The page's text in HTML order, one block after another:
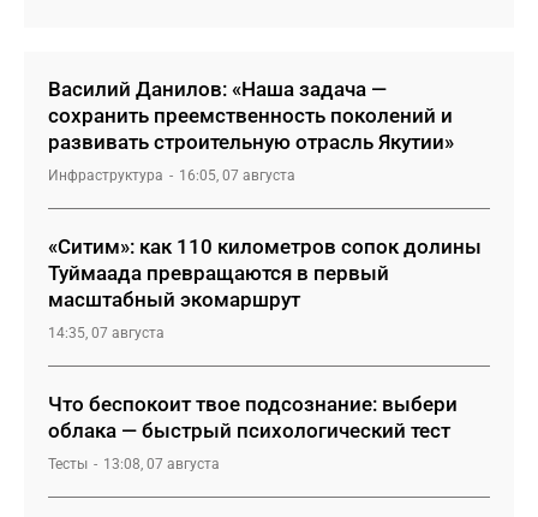
Василий Данилов: «Наша задача —
сохранить преемственность поколений и
развивать строительную отрасль Якутии»
Инфраструктура 16:05, 07 августа
«Ситим»: как 110 километров сопок долины
Туймаада превращаются в первый
масштабный экомаршрут
14:35, 07 августа
Что беспокоит твое подсознание: выбери
облака — быстрый психологический тест
Тесты 13:08, 07 августа